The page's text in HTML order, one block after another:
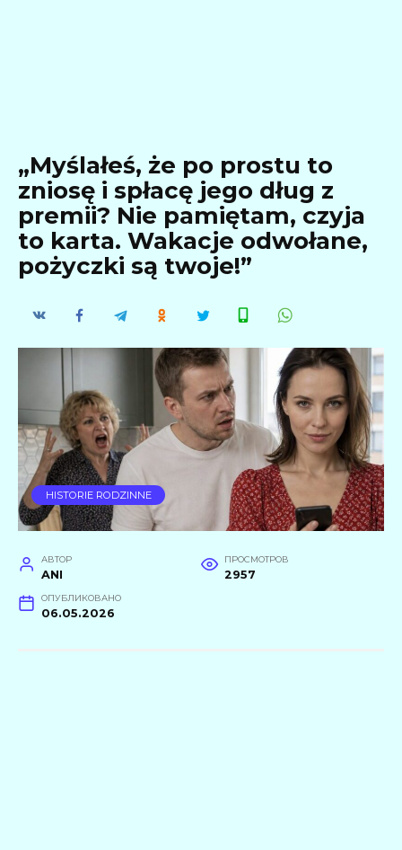
„Myślałeś, że po prostu to
zniosę i spłacę jego dług z
premii? Nie pamiętam, czyja
to karta. Wakacje odwołane,
pożyczki są twoje!”
HISTORIE RODZINNE
АВТОР
ANI
ПРОСМОТРОВ
2957
ОПУБЛИКОВАНО
06.05.2026